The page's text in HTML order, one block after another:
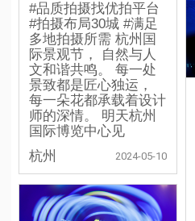
#品质拍摄找优拍平台
#拍摄布局30城 #满足
多地拍摄所需 杭州国
际景观节​， 自然与人
文和谐共鸣。 每一处
景致都是匠心独运，
每一朵花都承载着设计
师的深情。 明天杭州
国际博览中心见
杭州
2024-05-10